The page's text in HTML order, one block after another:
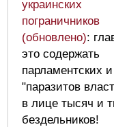
украинских
пограничников
(обновлено):
это содержать
парламентских
"паразитов
в лице тысяч и
бездельников!